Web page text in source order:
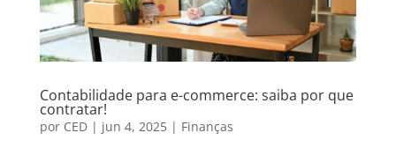
Contabilidade para e-commerce: saiba por que
contratar!
por CED| jun 4, 2025| Finanças